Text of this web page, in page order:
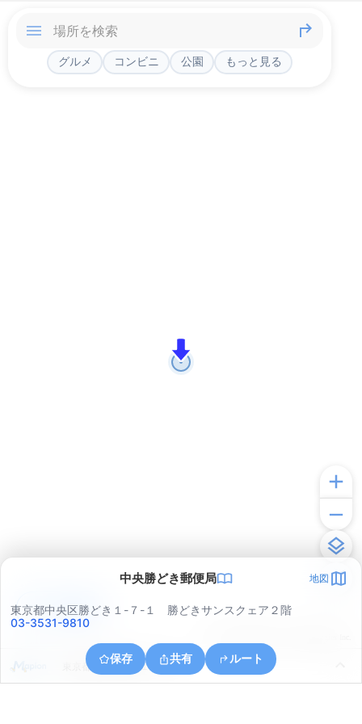
グルメ コンビニ 公園 もっと見る
中央勝どき郵便局 地図
東京都中央区勝どき１-７-１ 勝どきサンスクェア２階
03-3531-9810
保存 共有 ルート
東京都江東区有明１丁目７
アプリで見る